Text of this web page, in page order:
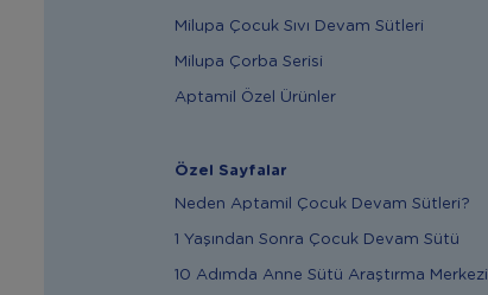
Milupa Çocuk Sıvı Devam Sütleri
Milupa Çorba Serisi
Aptamil Özel Ürünler
Özel Sayfalar
Neden Aptamil Çocuk Devam Sütleri?
1 Yaşından Sonra Çocuk Devam Sütü
10 Adımda Anne Sütü Araştırma Merkezi